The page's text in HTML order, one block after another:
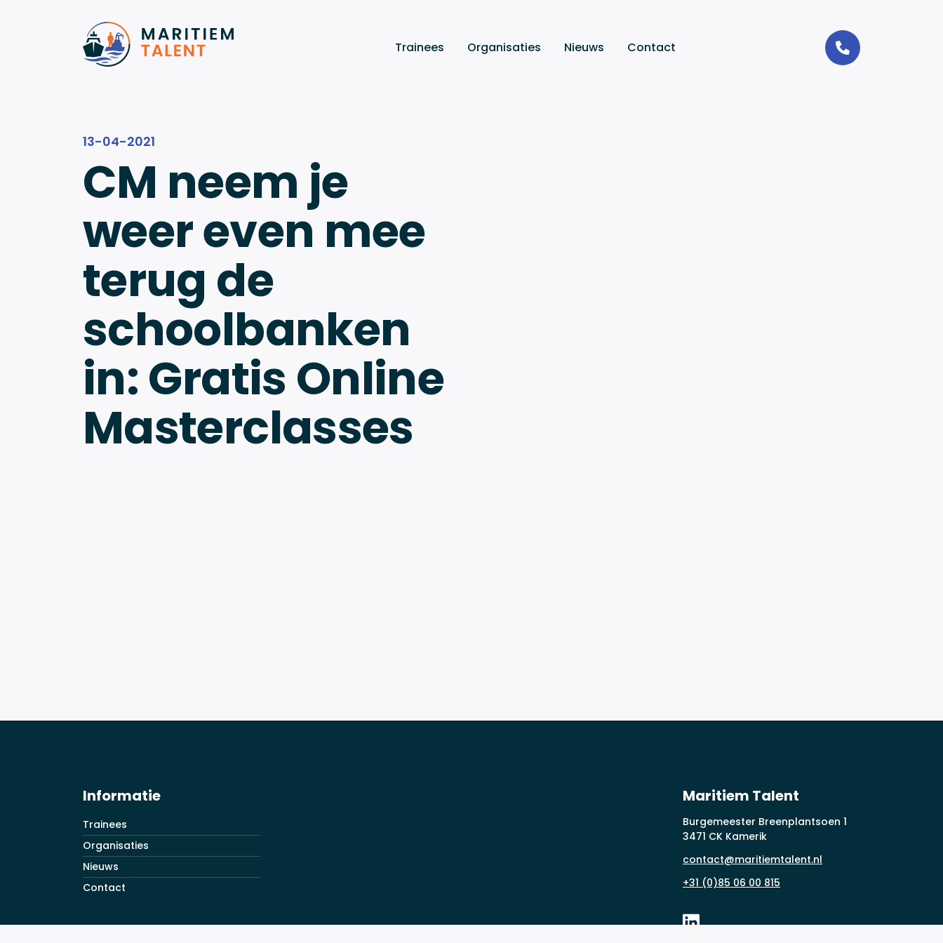
Trainees Organisaties Nieuws Contact
13-04-2021
CM neem je
weer even mee
terug de
schoolbanken
in: Gratis Online
Masterclasses
Informatie
Trainees
Organisaties
Nieuws
Contact
Maritiem Talent
Burgemeester Breenplantsoen 1
3471 CK Kamerik
contact@maritiemtalent.nl
+31 (0)85 06 00 815